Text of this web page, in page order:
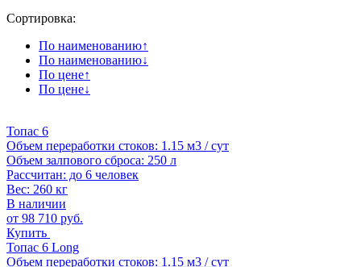
Сортировка:
По наименованию↑
По наименованию↓
По цене↑
По цене↓
Топас 6
Объем переработки стоков: 1.15 м3 / сут
Объем залпового сброса: 250 л
Рассчитан: до 6 человек
Вес: 260 кг
В наличии
от 98 710 руб.
Купить
Топас 6 Long
Объем переработки стоков: 1.15 м3 / сут